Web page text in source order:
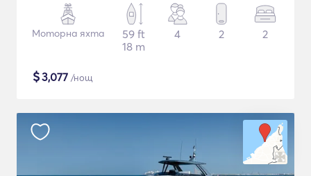
Моторна яхта
59 ft
18 m
4 2 2
$3,077 /нощ